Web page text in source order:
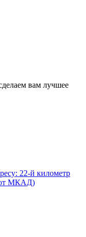
вам лучшее
22-й километр
от МКАД)